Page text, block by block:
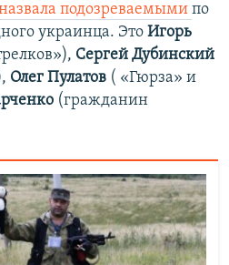
подозреваемыми по
украинца. Это Игорь
Сергей Дубинский
Олег Пулатов ( «Гюрза» и
(гражданин